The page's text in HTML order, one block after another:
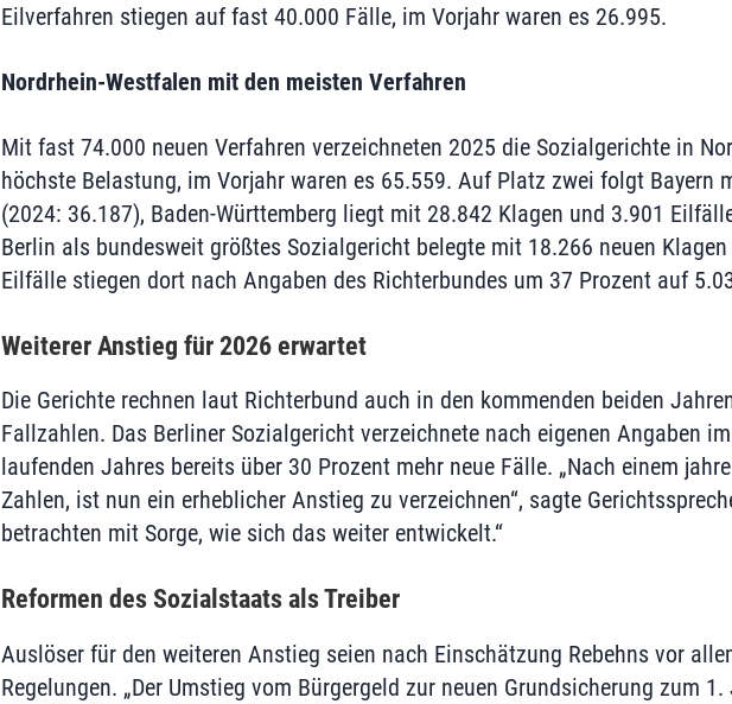
Eilverfahren stiegen auf fast 40.000 Fälle, im Vorjahr waren es 26.995.
Nordrhein-Westfalen mit den meisten Verfahren
Mit fast 74.000 neuen Verfahren verzeichneten 2025 die Sozialgerichte in
höchste Belastung, im Vorjahr waren es 65.559. Auf Platz zwei folgt Bayern
(2024: 36.187), Baden-Württemberg liegt mit 28.842 Klagen und 3.901
Berlin als bundesweit größtes Sozialgericht belegte mit 18.266 neuen
Eilfälle stiegen dort nach Angaben des Richterbundes um 37 Prozent auf
Weiterer Anstieg für 2026 erwartet
Die Gerichte rechnen laut Richterbund auch in den kommenden beiden
Fallzahlen. Das Berliner Sozialgericht verzeichnete nach eigenen Angaben
laufenden Jahres bereits über 30 Prozent mehr neue Fälle. „Nach einem
Zahlen, ist nun ein erheblicher Anstieg zu verzeichnen“, sagte
betrachten mit Sorge, wie sich das weiter entwickelt.“
Reformen des Sozialstaats als Treiber
Auslöser für den weiteren Anstieg seien nach Einschätzung Rebehns vor
Regelungen. „Der Umstieg vom Bürgergeld zur neuen Grundsicherung zum